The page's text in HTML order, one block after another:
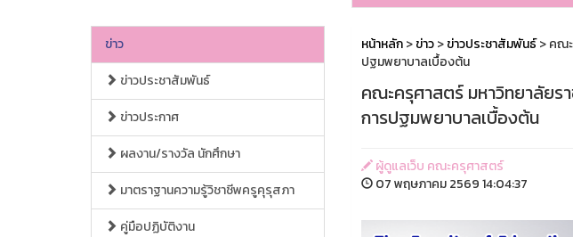
ข่าว
ข่าวประชาสัมพันธ์
ข่าวประกาศ
ผลงาน/รางวัล นักศึกษา
มาตราฐานความรู้วิชาชีพครูคุรุสภา
คู่มือปฏิบัติงาน
หน้าหลัก>ข่าว>ข่าวประชาสัมพันธ์> คณะ
ปฐมพยาบาลเบื้องต้น
คณะครุศาสตร์ มหาวิทยาลัยร
การปฐมพยาบาลเบื้องต้น
ผู้ดูแลเว็บ คณะครุศาสตร์
07 พฤษภาคม 2569 14:04:37